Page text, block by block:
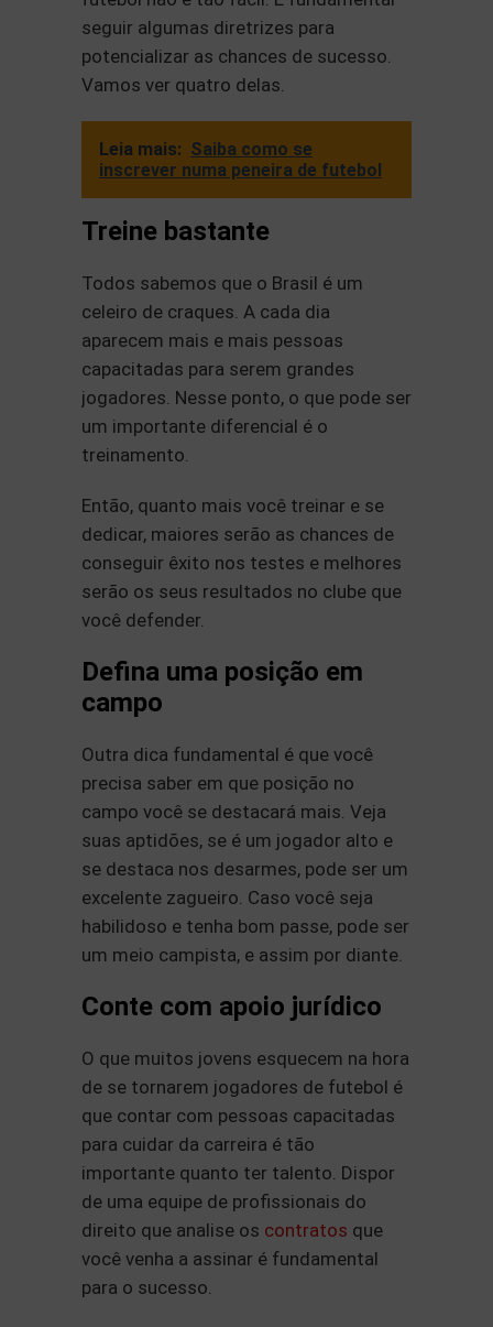
seguir algumas diretrizes para
potencializar as chances de sucesso.
Vamos ver quatro delas.
Leia mais: Saiba como se
inscrever numa peneira de futebol
Treine bastante
Todos sabemos que o Brasil é um
celeiro de craques. A cada dia
aparecem mais e mais pessoas
capacitadas para serem grandes
jogadores. Nesse ponto, o que pode ser
um importante diferencial é o
treinamento.
Então, quanto mais você treinar e se
dedicar, maiores serão as chances de
conseguir êxito nos testes e melhores
serão os seus resultados no clube que
você defender.
Defina uma posição em
campo
Outra dica fundamental é que você
precisa saber em que posição no
campo você se destacará mais. Veja
suas aptidões, se é um jogador alto e
se destaca nos desarmes, pode ser um
excelente zagueiro. Caso você seja
habilidoso e tenha bom passe, pode ser
um meio campista, e assim por diante.
Conte com apoio jurídico
O que muitos jovens esquecem na hora
de se tornarem jogadores de futebol é
que contar com pessoas capacitadas
para cuidar da carreira é tão
importante quanto ter talento. Dispor
de uma equipe de profissionais do
direito que analise os contratos que
você venha a assinar é fundamental
para o sucesso.